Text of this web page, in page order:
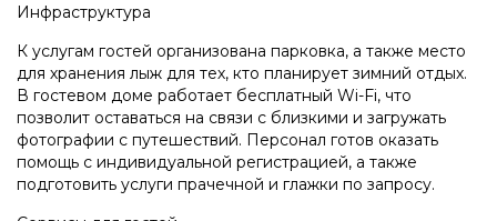
Инфраструктура
К услугам гостей организована парковка, а также место
для хранения лыж для тех, кто планирует зимний отдых.
В гостевом доме работает бесплатный Wi-Fi, что
позволит оставаться на связи с близкими и загружать
фотографии с путешествий. Персонал готов оказать
помощь с индивидуальной регистрацией, а также
подготовить услуги прачечной и глажки по запросу.